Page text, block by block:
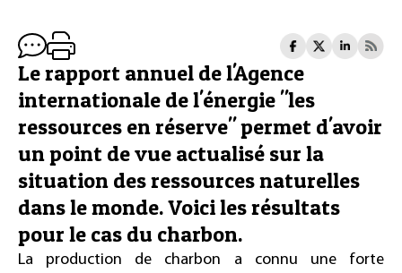
Le rapport annuel de l'Agence
internationale de l'énergie "les
ressources en réserve" permet d'avoir
un point de vue actualisé sur la
situation des ressources naturelles
dans le monde. Voici les résultats
pour le cas du charbon.
La production de charbon a connu une forte